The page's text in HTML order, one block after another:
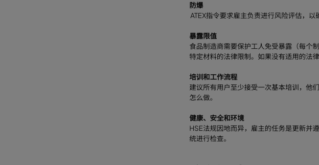
防爆
ATEX指令要求雇主负责进行风险评估，
暴露限值
食品制造商需要保护工人免受暴露（每个
特定材料的法律限制。如果没有适用的法
培训和工作流程
建议所有用户至少接受一次基本培训，他
怎么做。
健康、安全和环境
HSE法规因地而异，雇主的任务是更新并
统进行检查。